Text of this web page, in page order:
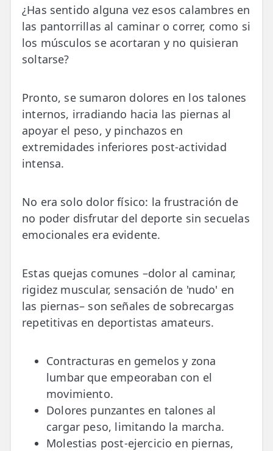
Ciática
Bursitis de Hombro
Síndrome Piramidal
¿Has sentido alguna vez esos calambres en
las pantorrillas al caminar o correr, como si
los músculos se acortaran y no quisieran
soltarse?
Pronto, se sumaron dolores en los talones
internos, irradiando hacia las piernas al
apoyar el peso, y pinchazos en
extremidades inferiores post-actividad
intensa.
No era solo dolor físico: la frustración de
no poder disfrutar del deporte sin secuelas
emocionales era evidente.
Estas quejas comunes –dolor al caminar,
rigidez muscular, sensación de 'nudo' en
las piernas– son señales de sobrecargas
repetitivas en deportistas amateurs.
Contracturas en gemelos y zona
lumbar que empeoraban con el
movimiento.
Dolores punzantes en talones al
cargar peso, limitando la marcha.
Molestias post-ejercicio en piernas,